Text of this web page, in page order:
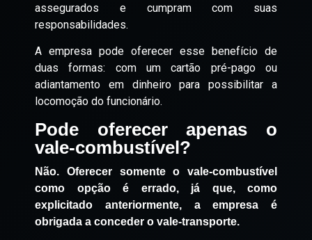
assegurados e cumpram com suas
responsabilidades.
A empresa pode oferecer esse benefício de
duas formas: com um cartão pré-pago ou
adiantamento em dinheiro para possibilitar a
locomoção do funcionário.
Pode oferecer apenas o
vale-combustível?
Não. Oferecer somente o vale-combustível
como opção é errado, já que, como
explicitado anteriormente, a empresa é
obrigada a conceder o vale-transporte.